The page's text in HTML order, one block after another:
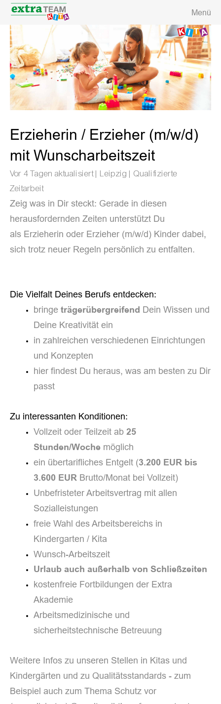
Menü
Erzieherin / Erzieher (m/w/d)
mit Wunscharbeitszeit
Vor 4 Tagen aktualisiert |Leipzig |Qualifizierte
Zeitarbeit
Zeig was in Dir steckt: Gerade in diesen
herausfordernden Zeiten unterstützt Du
als Erzieherin oder Erzieher (m/w/d) Kinder dabei,
sich trotz neuer Regeln persönlich zu entfalten.
Die Vielfalt Deines Berufs entdecken:
bringe trägerübergreifend Dein Wissen und
Deine Kreativität ein
in zahlreichen verschiedenen Einrichtungen
und Konzepten
hier findest Du heraus, was am besten zu Dir
passt
Zu interessanten Konditionen:
Vollzeit oder Teilzeit ab 25
Stunden/Wochemöglich
ein übertarifliches Entgelt (3.200 EUR bis
3.600 EURBrutto/Monat bei Vollzeit)
Unbefristeter Arbeitsvertrag mit allen
Sozialleistungen
freie Wahl des Arbeitsbereichs in
Kindergarten / Kita
Wunsch-Arbeitszeit
Urlaub auch außerhalb von Schließzeiten
kostenfreie Fortbildungen der Extra
Akademie
Arbeitsmedizinische und
sicherheitstechnische Betreuung
Weitere Infos zu unseren Stellen in Kitas und
Kindergärten und zu Qualitätsstandards - zum
Beispiel auch zum Thema Schutz vor